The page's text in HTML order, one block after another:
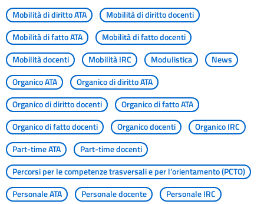
Mobilità di diritto ATA
Mobilità di diritto docenti
Mobilità di fatto ATA
Mobilità di fatto docenti
Mobilità docenti
Mobilità IRC Modulistica
News
Organico ATA
Organico di diritto ATA
Organico di diritto docenti
Organico di fatto ATA
Organico di fatto docenti
Organico docenti
Organico IRC
Part-time ATA
Part-time docenti
Percorsi per le competenze trasversali e per l’orientamento (PCTO)
Personale ATA
Personale docente
Personale IRC